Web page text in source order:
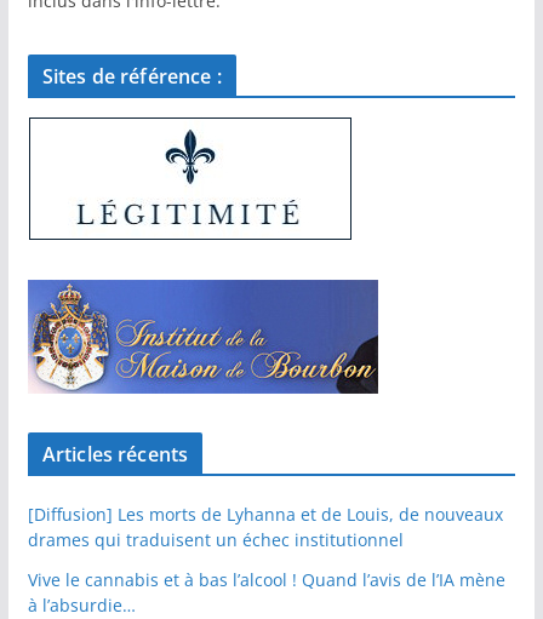
Sites de référence :
Articles récents
[Diffusion] Les morts de Lyhanna et de Louis, de nouveaux
drames qui traduisent un échec institutionnel
Vive le cannabis et à bas l’alcool ! Quand l’avis de l’IA mène
à l’absurdie…